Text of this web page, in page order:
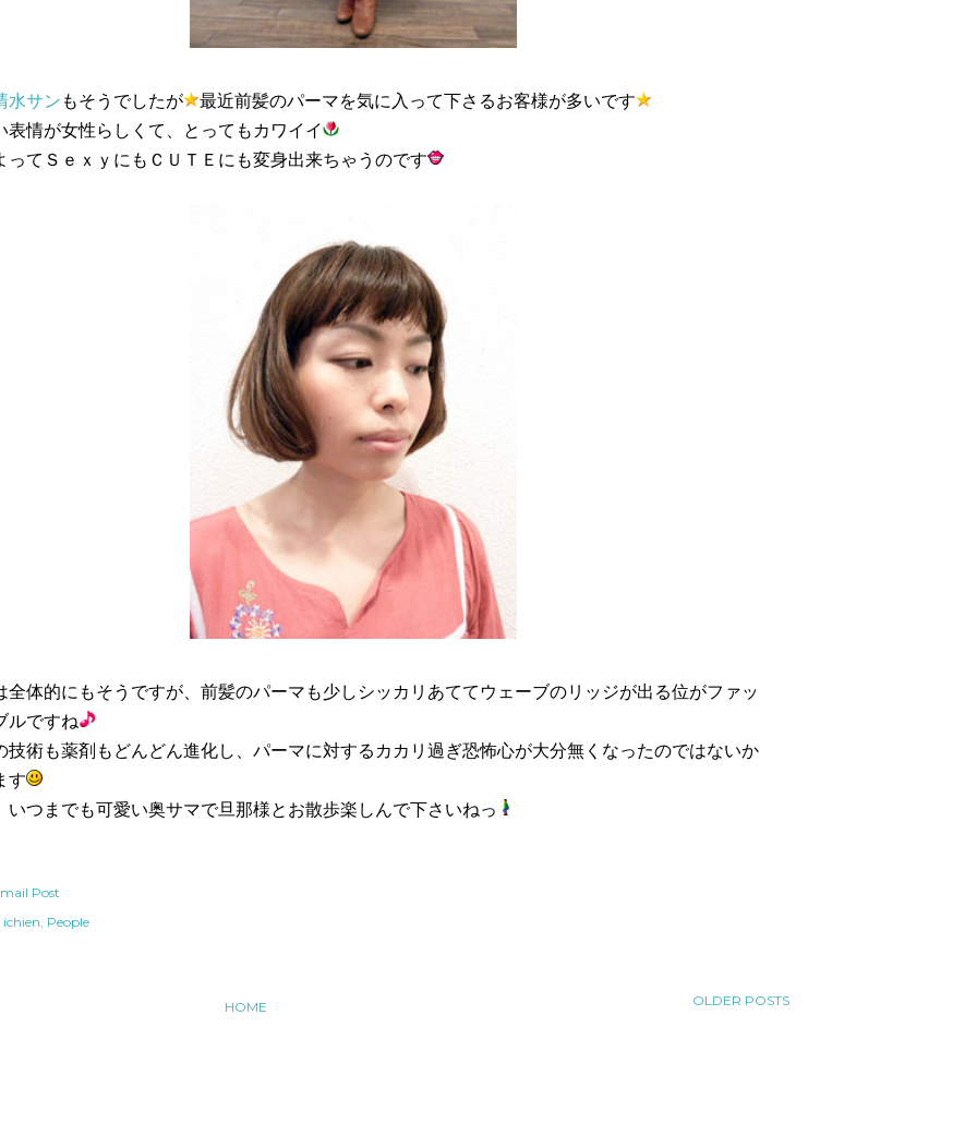
水サン もそうでしたが
最近前髪のパーマを気に入って下さるお客様が多いです
表情が女性らしくて、とってもカワイイ
ってＳｅｘｙにもＣＵＴＥにも変身出来ちゃうのです
全体的にもそうですが、前髪のパーマも少しシッカリあててウェーブのリッジが出る位がファッ
ルですね
技術も薬剤もどんどん進化し、パーマに対するカカリ過ぎ恐怖心が大分無くなったのではないか
す
いつまでも可愛い奥サマで旦那様とお散歩楽しんで下さいねっ
Post
ichien People
OLDER POSTS
HOME